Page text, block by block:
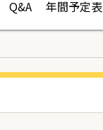
Q&A 年間予定表